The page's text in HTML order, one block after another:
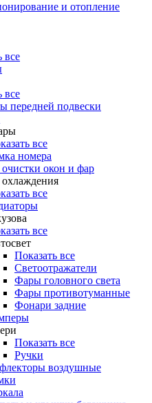
и отопление
все
все
передней подвески
все
номера
окон и фар
все
все
Показать все
Светоотражатели
Фары головного света
Фары противотуманные
Фонари задние
Показать все
Ручки
воздушные